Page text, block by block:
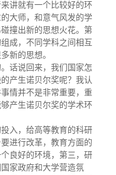
讲就有一个比较好的环
大师，和意气风发的学
撞出新的思想火花。第
成，不同学科之间相互
新的思想。
话说回来，我们国家怎
产生诺贝尔奖呢？我认
情并不是非常重要，重
产生诺贝尔奖的学术环
入，给高等教育的科研
进行改革，教育方面的
良好的环境，第三，研
家政府和大学营造氛